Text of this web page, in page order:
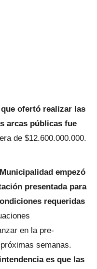
ofertó realizar las
arcas públicas fue
de $12.600.000.000.
empezó
presentada para
requeridas
en la pre-
semanas.
es que las